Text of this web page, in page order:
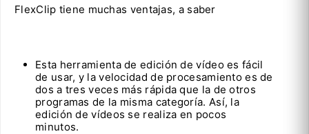
FlexClip tiene muchas ventajas, a saber
Esta herramienta de edición de vídeo es fácil
de usar, y la velocidad de procesamiento es de
dos a tres veces más rápida que la de otros
programas de la misma categoría. Así, la
edición de vídeos se realiza en pocos
minutos.